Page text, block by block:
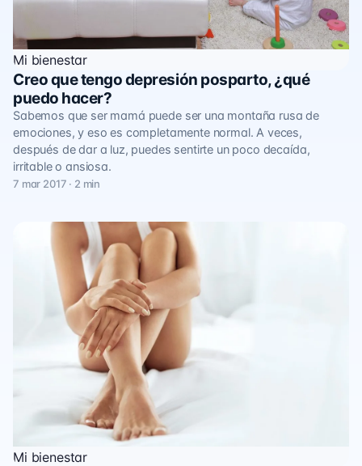
Mi bienestar
Creo que tengo depresión posparto, ¿qué
puedo hacer?
Sabemos que ser mamá puede ser una montaña rusa de
emociones, y eso es completamente normal. A veces,
después de dar a luz, puedes sentirte un poco decaída,
irritable o ansiosa.
7 mar 2017 · 2 min
Mi bienestar